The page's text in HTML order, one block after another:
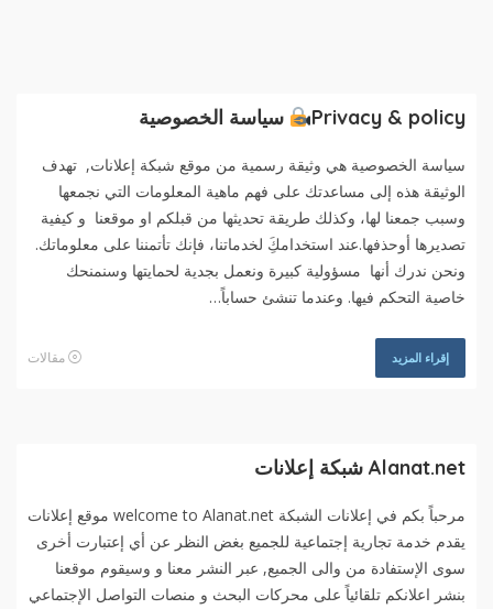
Privacy & policy سياسة الخصوصية
سياسة الخصوصية هي وثيقة رسمية من موقع شبكة إعلانات, تهدف
الوثيقة هذه إلى مساعدتك على فهم ماهية المعلومات التي نجمعها
وسبب جمعنا لها، وكذلك طريقة تحديثها من قبلكم او موقعنا و كيفية
تصديرها أوحذفها.عند استخدامكَِ لخدماتنا، فإنك تأتمننا على معلوماتك.
ونحن ندرك أنها مسؤولية كبيرة ونعمل بجدية لحمايتها وسنمنحك
خاصية التحكم فيها. وعندما تنشئ حساباً…
إقراء المزيد مقالات
Alanat.net شبكة إعلانات
مرحباً بكم في إعلانات الشبكة welcome to Alanat.net موقع إعلانات
يقدم خدمة تجارية إجتماعية للجميع بغض النظر عن أي إعتبارت أخرى
سوى الإستفادة من والى الجميع, عبر النشر معنا و وسيقوم موقعنا
بنشر اعلانكم تلقائياً على محركات البحث و منصات التواصل الإجتماعي